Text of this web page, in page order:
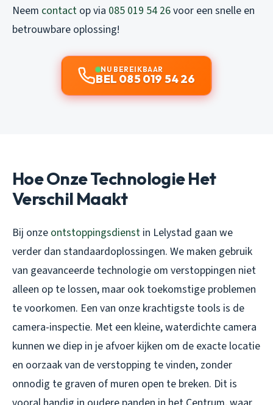
Neem contact op via 085 019 54 26voor een snelle en
betrouwbare oplossing!
NU BEREIKBAAR
BEL 085 019 54 26
Hoe Onze Technologie Het
Verschil Maakt
Bij onze ontstoppingsdienst in Lelystad gaan we
verder dan standaardoplossingen. We maken gebruik
van geavanceerde technologie om verstoppingen niet
alleen op te lossen, maar ook toekomstige problemen
te voorkomen. Een van onze krachtigste tools is de
camera-inspectie. Met een kleine, waterdichte camera
kunnen we diep in je afvoer kijken om de exacte locatie
en oorzaak van de verstopping te vinden, zonder
onnodig te graven of muren open te breken. Dit is